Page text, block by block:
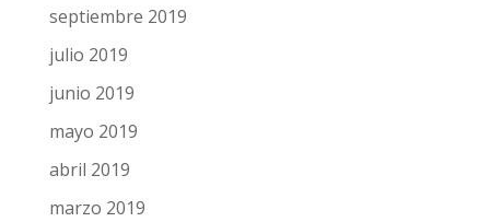
septiembre 2019
julio 2019
junio 2019
mayo 2019
abril 2019
marzo 2019